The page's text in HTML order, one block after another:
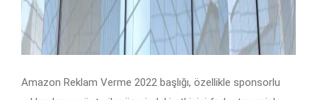
Amazon Reklam Verme 2022 başlığı, özellikle sponsorlu